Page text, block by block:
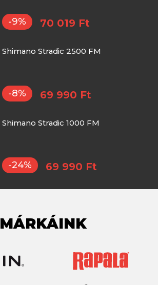
-9% 70 019 Ft
Shimano Stradic 2500 FM
-8% 69 990 Ft
Shimano Stradic 1000 FM
-24% 69 990 Ft
MÁRKÁINK